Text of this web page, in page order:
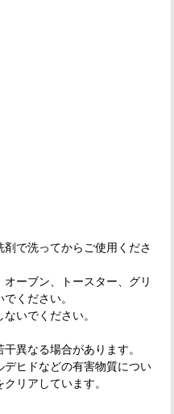
で洗ってからご使用くださ
ーブン、トースター、グリ
ください。
いでください。
異なる場合があります。
ヒドなどの有害物質につい
リアしています。